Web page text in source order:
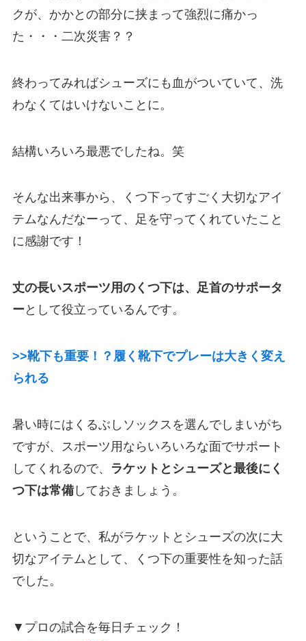
クが、かかとの部分に挟まって強烈に痛かっ
た・・・二次災害？？
終わってみればシューズにも血がついていて、洗
わなくてはいけないことに。
結構いろいろ最悪でしたね。笑
そんな出来事から、くつ下ってすごく大切なアイ
テムなんだなーって、足を守ってくれていたこと
に感謝です！
丈の長いスポーツ用のくつ下は、足首のサポータ
ー として役立っているんです。
>>靴下も重要！？履く靴下でプレーは大きく変え
られる
暑い時にはくるぶしソックスを選んでしまいがち
ですが、スポーツ用ならいろいろな面でサポート
してくれるので、
ラケットとシューズと最後にく
つ下は常備しておきましょう。
ということで、私がラケットとシューズの次に大
切なアイテムとして、くつ下の重要性を知った話
でした。
▼プロの試合を毎日チェック！